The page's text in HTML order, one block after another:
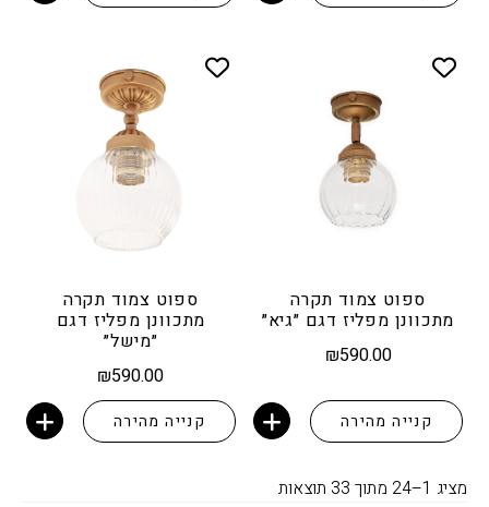
ספוט צמוד תקרה
מתכוונן מפליז דגם ״גיא״
₪590.00
קנייה מהירה
ספוט צמוד תקרה
מתכוונן מפליז דגם
״מישל״
₪590.00
קנייה מהירה
מציג 1–24 מתוך 33 תוצאות
ממוין